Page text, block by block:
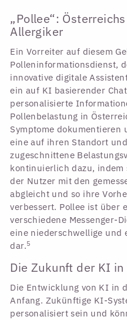
„Pollee“:
Allergiker
Ein Vorreiter auf diesem
Polleninformationsdienst,
innovative digitale
ein auf KI basierender
personalisierte
Pollenbelastung in
Symptome dokumentieren
eine auf ihren Standort
zugeschnittene
kontinuierlich dazu, indem
der Nutzer mit den
abgleicht und so ihre
verbessert. Pollee ist über
verschiedene Messenger-
eine niederschwellige
dar.5
Die Zukunft der KI
Die Entwicklung von KI in
Anfang. Zukünftige KI-
personalisiert sein und